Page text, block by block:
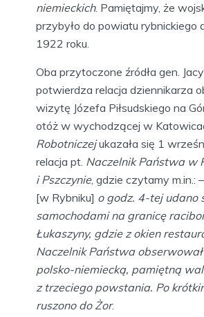
niemieckich. Pamiętajmy, że
przybyło do powiatu rybnickiego
1922 roku.
Oba przytoczone źródła gen.
potwierdza relacja dziennikarza
wizytę Józefa Piłsudskiego na
otóż w wychodzącej w
Robotniczejukazała się 1
relacja pt. Naczelnik Państwa w
i Pszczynie, gdzie czytamy m.in.: –
[w Rybniku] o godz. 4-tej udano
samochodami na granicę
Łukaszyny, gdzie z okien
Naczelnik Państwa
polsko-niemiecką, pamiętną
z trzeciego powstania. Po
ruszono do Żor.